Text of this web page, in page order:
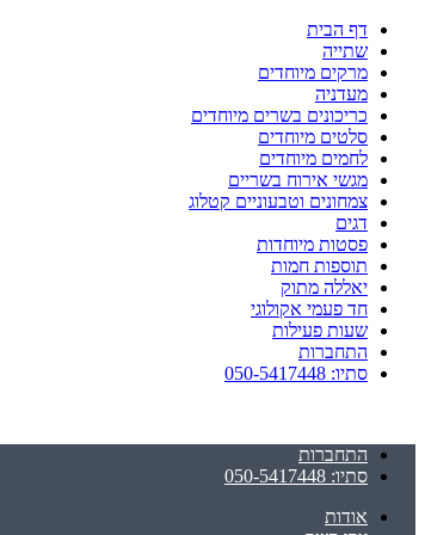
דף הבית
שתייה
מרקים מיוחדים
מעדניה
כריכונים בשרים מיוחדים
סלטים מיוחדים
לחמים מיוחדים
מגשי אירוח בשריים
צמחונים וטבעוניים קטלוג
דגים
פסטות מיוחדות
תוספות חמות
יאללה מתוק
חד פעמי אקולוגי
שעות פעילות
התחברות
סתיו: 050-5417448
התחברות
סתיו: 050-5417448
אודות